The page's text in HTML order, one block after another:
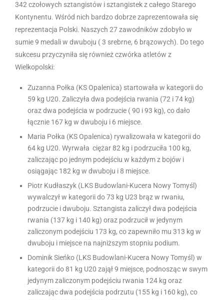
342 czołowych sztangistów i sztangistek z całego Starego
Kontynentu. Wśród nich bardzo dobrze zaprezentowała się
reprezentacja Polski. Naszych 27 zawodników zdobyło w
sumie 9 medali w dwuboju ( 3 srebrne, 6 brązowych). Do tego
sukcesu przyczyniła się również czwórka atletów z
Wielkopolski:
Zuzanna Połka (KS Opalenica) startowała w kategorii do
59 kg U20. Zaliczyła dwa podejścia rwania (72 i 74 kg)
oraz dwa podejścia w podrzucie ( 90 i 93 kg), co dało
łącznie 167 kg w dwuboju i 6 miejsce.
Maria Połka (KS Opalenica) rywalizowała w kategorii do
64 kg U20. Wyrwała ciężar 82 kg i podrzuciła 100 kg,
zaliczając po jednym podejściu w każdym z bojów i
osiągając 182 kg w dwuboju i 8 miejsce.
Piotr Kudłaszyk (LKS Budowlani-Kucera Nowy Tomyśl)
wywalczył w kategorii do 73 kg U23 brąz w rwaniu,
podrzucie i dwuboju. Sztangista zaliczył dwa podejścia
rwania (137 kg i 140 kg) oraz podrzucił w jedynym
zaliczonym podejściu 173 kg, co zapewniło mu 313 kg w
dwuboju i miejsce na najniższym stopniu podium.
Dominik Sieńko (LKS Budowlani-Kucera Nowy Tomyśl) w
kategorii do 81 kg U20 zajął 9 miejsce, podnosząc w swym
jedynym zaliczonym podejściu rwania 124 kg oraz
zaliczając dwa podejścia podrzutu (155 kg i 160 kg), co